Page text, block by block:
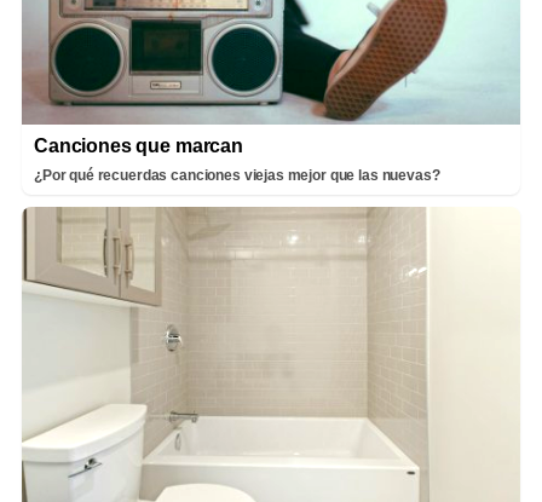
Canciones que marcan
¿Por qué recuerdas canciones viejas mejor que las nuevas?